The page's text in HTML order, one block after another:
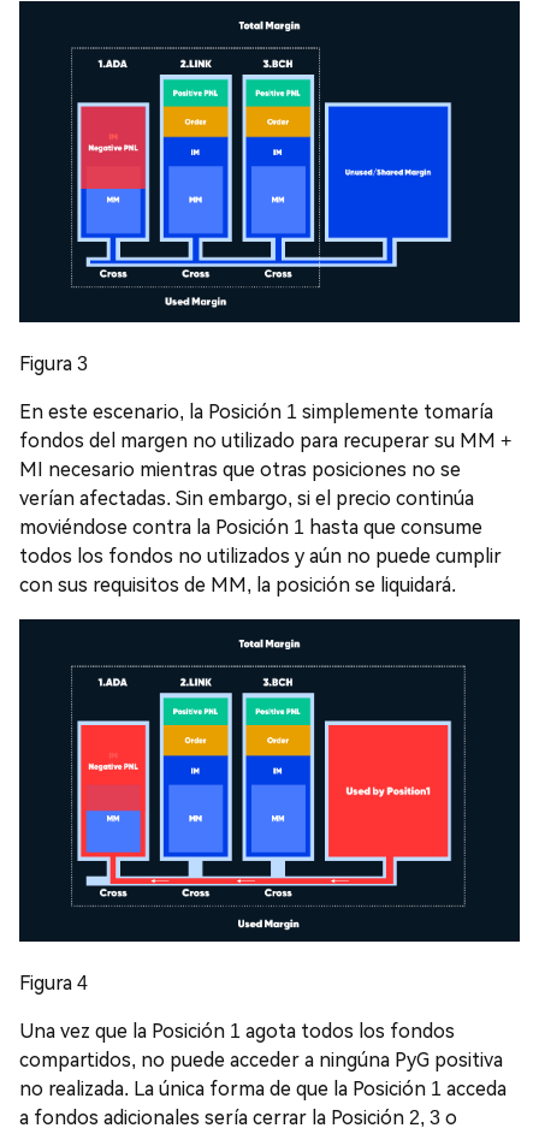
Figura 3
En este escenario, la Posición 1 simplemente tomaría
fondos del margen no utilizado para recuperar su MM +
MI necesario mientras que otras posiciones no se
verían afectadas. Sin embargo, si el precio continúa
moviéndose contra la Posición 1 hasta que consume
todos los fondos no utilizados y aún no puede cumplir
con sus requisitos de MM, la posición se liquidará.
Figura 4
Una vez que la Posición 1 agota todos los fondos
compartidos, no puede acceder a ningúna PyG positiva
no realizada. La única forma de que la Posición 1 acceda
a fondos adicionales sería cerrar la Posición 2, 3 o